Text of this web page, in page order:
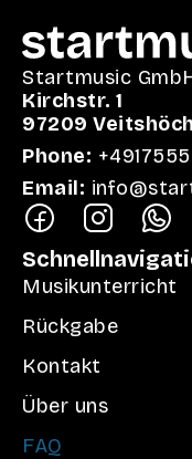
Startmusic
Kirchstr. 1
97209
Phone:
Email:
Musikunterricht
Rückgabe
Kontakt
Über uns
FAQ